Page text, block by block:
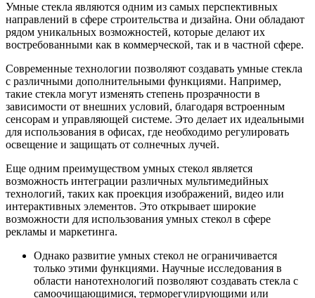
Умные стекла являются одним из самых перспективных
направлений в сфере строительства и дизайна. Они обладают
рядом уникальных возможностей, которые делают их
востребованными как в коммерческой, так и в частной сфере.
Современные технологии позволяют создавать умные стекла
с различными дополнительными функциями. Например,
такие стекла могут изменять степень прозрачности в
зависимости от внешних условий, благодаря встроенным
сенсорам и управляющей системе. Это делает их идеальными
для использования в офисах, где необходимо регулировать
освещение и защищать от солнечных лучей.
Еще одним преимуществом умных стекол является
возможность интеграции различных мультимедийных
технологий, таких как проекция изображений, видео или
интерактивных элементов. Это открывает широкие
возможности для использования умных стекол в сфере
рекламы и маркетинга.
Однако развитие умных стекол не ограничивается
только этими функциями. Научные исследования в
области нанотехнологий позволяют создавать стекла с
самоочищающимися, терморегулирующими или